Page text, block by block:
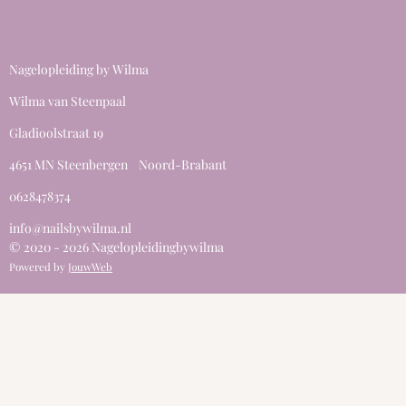
Nagelopleiding by Wilma
Wilma van Steenpaal
Gladioolstraat 19
4651 MN Steenbergen Noord-Brabant
0628478374
info@nailsbywilma.nl
© 2020 - 2026 Nagelopleidingbywilma
Powered by JouwWeb